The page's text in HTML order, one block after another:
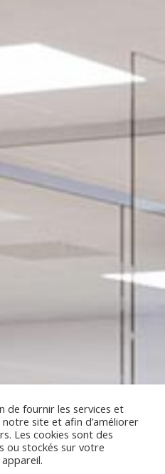
de fournir les services et
site et afin d’améliorer
Les cookies sont des
ou stockés sur votre